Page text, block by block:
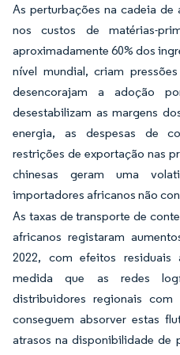
As perturbações na cadeia de
nos custos de matérias-
aproximadamente 60% dos
nível mundial, criam
desencorajam a adoção
desestabilizam as margens
energia, as despesas de
restrições de exportação nas
chinesas geram uma
importadores africanos não
As taxas de transporte de
africanos registaram
2022, com efeitos residuais
medida que as redes
distribuidores regionais
conseguem absorver estas
atrasos na disponibilidade de